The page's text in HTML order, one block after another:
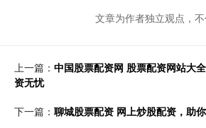
文章为作者独立观点，
上一篇： 中国股票配资网 股票配资网站大
资无忧
下一篇： 聊城股票配资 网上炒股配资，助